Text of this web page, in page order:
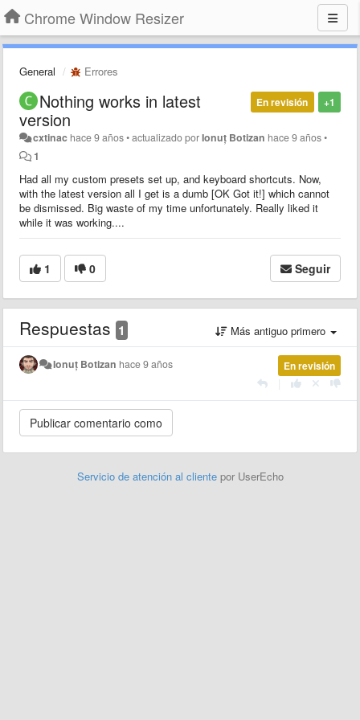
Chrome Window Resizer
General Errores
+1
En revisión
Nothing works in latest
version
cxtinac hace 9 años•actualizado porIonuț Botizan hace 9 años•
1
Had all my custom presets set up, and keyboard shortcuts. Now,
with the latest version all I get is a dumb [OK Got it!] which cannot
be dismissed. Big waste of my time unfortunately. Really liked it
while it was working....
1 0 Seguir
Respuestas 1 Más antiguo primero
En revisión
Ionuț Botizan hace 9 años
Servicio de atención al cliente por UserEcho